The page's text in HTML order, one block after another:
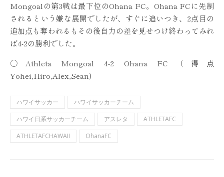
Mongoalの第3戦は最下位のOhana FC。Ohana FCに先制
されるという嫌な展開でしたが、すぐに追いつき、2点目の
追加点も奪われるもその後自力の差を見せつけ終わってみれ
ば4-2の勝利でした。
○Athleta Mongoal 4-2 Ohana FC（得点
Yohei,Hiro,Alex,Sean)
ハワイサッカー
ハワイサッカーチーム
ハワイ日系サッカーチーム
アスレタ
ATHLETAFC
ATHLETAFCHAWAII
OhanaFC